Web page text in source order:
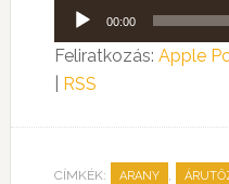
Audió
lejátszó
00:00
Feliratkozás: Apple
RSS
CÍMKÉK: ARANY ,